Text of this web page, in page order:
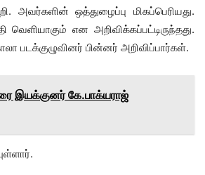
அவர்களின் ஒத்துழைப்பு மிகப்பெரியது.
வெளியாகும் என அறிவிக்கப்பட்டிருந்தது.
படக்குழுவினர் பின்னர் அறிவிப்பார்கள்.
இயக்குனர் கே.பாக்யராஜ்